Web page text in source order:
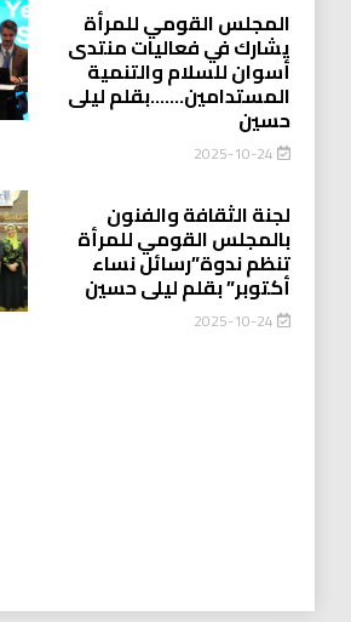
المجلس القومي للمرأة
يشارك في فعاليات منتدى
أسوان للسلام والتنمية
المستدامين…….بقلم ليلى
حسين
2025-10-24
لجنة الثقافة والفنون
بالمجلس القومي للمرأة
تنظم ندوة”رسائل نساء
أكتوبر” بقلم ليلى حسين
2025-10-24